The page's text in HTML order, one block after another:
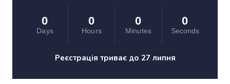
0
Days
0
Hours
0
Minutes
0
Seconds
Реєстрація триває до 27 липня